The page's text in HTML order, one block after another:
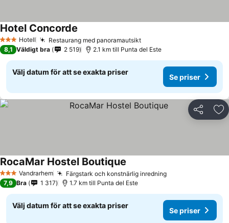
3 StjärnorHotell Restaurang med panoramautsikt
Hotel Concorde
8,1 Väldigt bra 2 519 2.1 km till Punta del Este
Välj datum för att se exakta priser
Se priser
Dela
3 StjärnorVandrarhem Färgstark och konstnärlig inredning
RocaMar Hostel Boutique
7,9 Bra 1 317 1.7 km till Punta del Este
Välj datum för att se exakta priser
Se priser